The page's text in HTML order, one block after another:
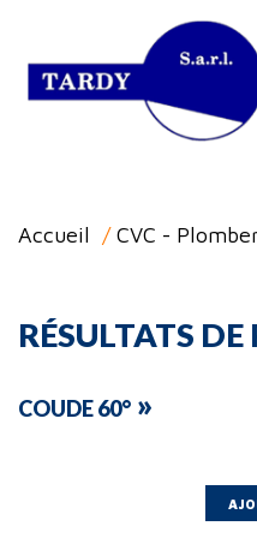
Accueil /CVC -
RÉSULTATS DE
COUDE 60° »